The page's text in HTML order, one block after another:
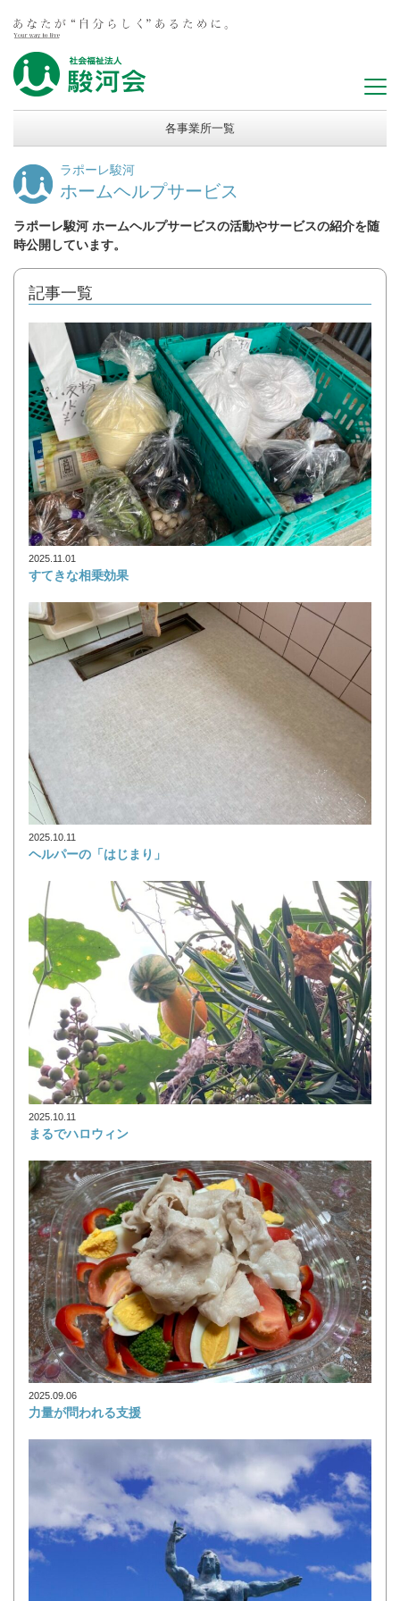
各事業所一覧
ラポーレ駿河
ホームヘルプサービス
ラポーレ駿河 ホームヘルプサービスの活動やサービスの紹介を随
時公開しています。
記事一覧
2025.11.01
すてきな相乗効果
2025.10.11
ヘルパーの「はじまり」
2025.10.11
まるでハロウィン
2025.09.06
力量が問われる支援